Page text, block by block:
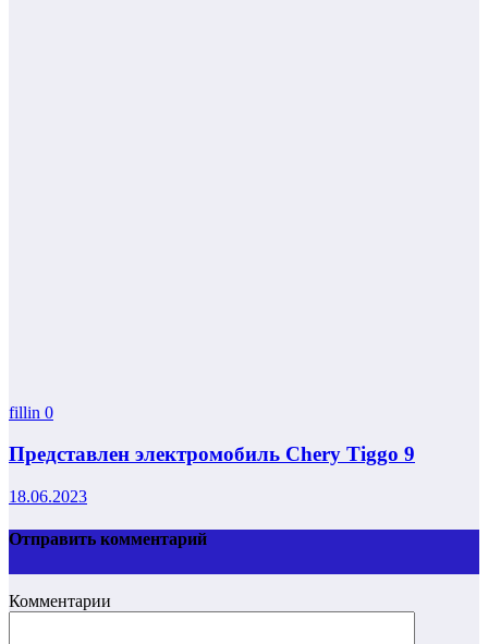
fillin 0
Представлен электромобиль Chery Tiggo 9
18.06.2023
Отправить комментарий
Комментарии